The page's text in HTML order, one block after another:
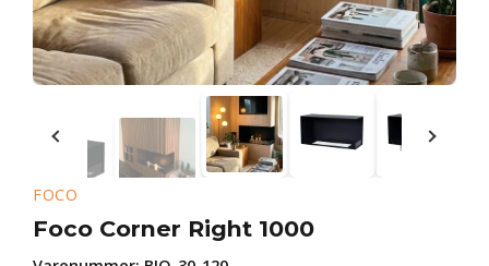
FOCO
Foco Corner Right 1000